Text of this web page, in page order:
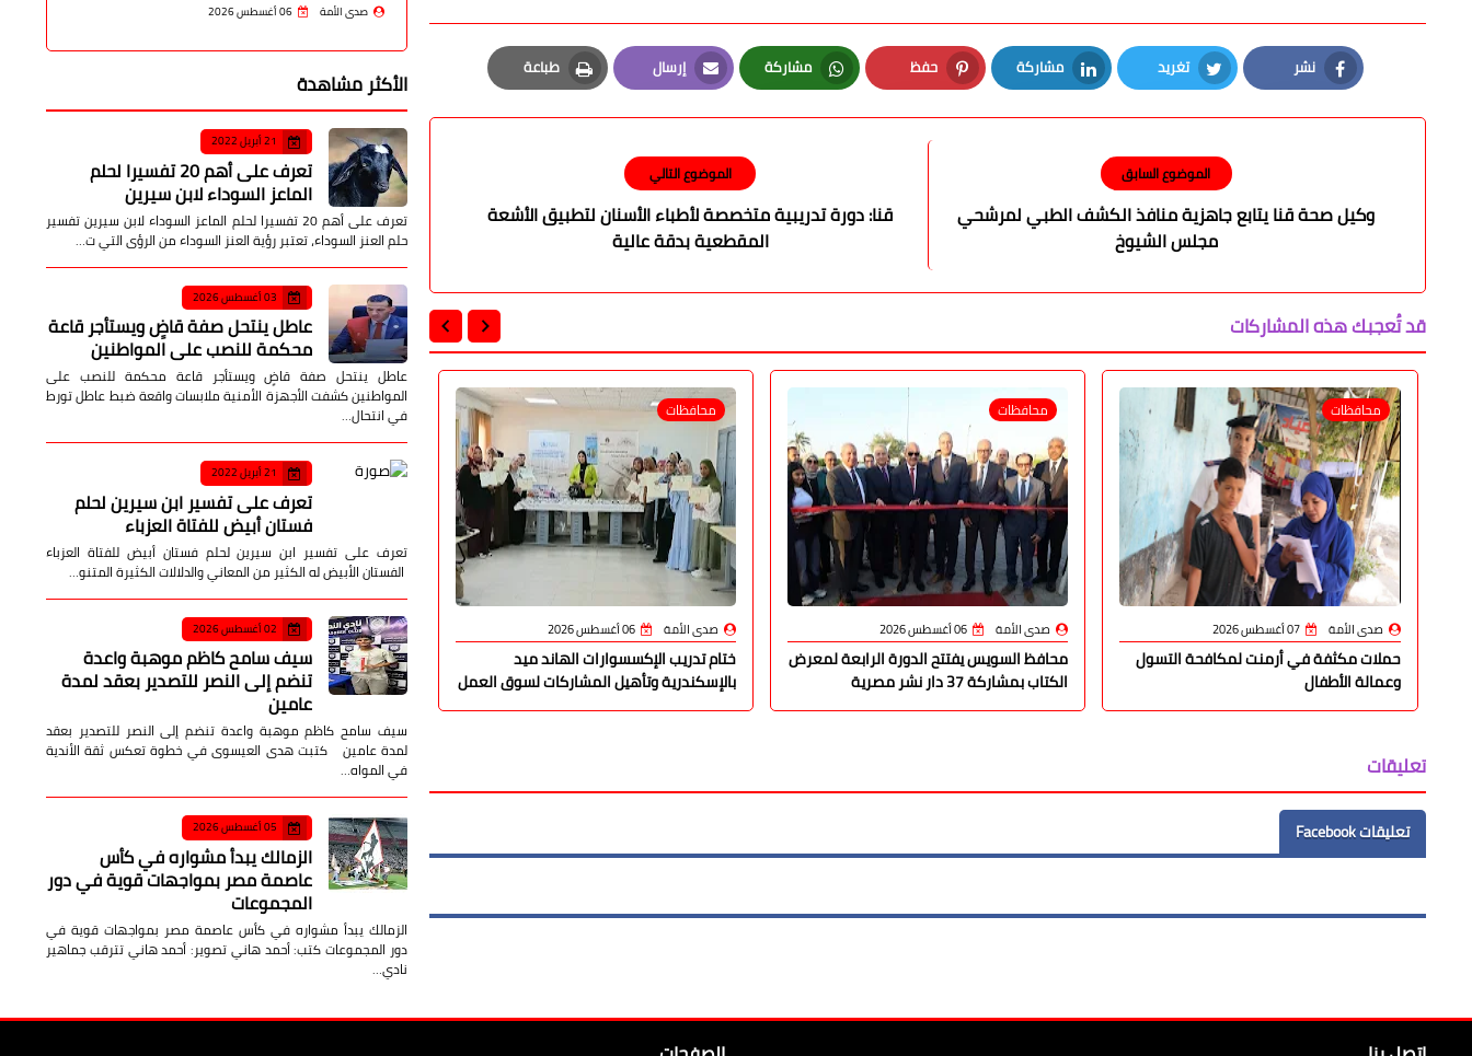
نشر
Facebook
تغريد
Twitter
مشاركة
LinkedIn
حفظ
Pinterest
مشاركة
Whatsapp
إرسال
Email
طباعة
Print
الموضوع التالي
قنا: دورة تدريبية متخصصة لأطباء الأسنان لتطبيق الأشعة
المقطعية بدقة عالية
الموضوع السابق
وكيل صحة قنا يتابع جاهزية منافذ الكشف الطبي لمرشحي
مجلس الشيوخ
قد تُعجبك هذه المشاركات
محافظات
صدى الأمة 07 أغسطس 2026
حملات مكثفة في أرمنت لمكافحة التسول
وعمالة الأطفال
محافظات
صدى الأمة 06 أغسطس 2026
محافظ السويس يفتتح الدورة الرابعة لمعرض
الكتاب بمشاركة 37 دار نشر مصرية
محافظات
صدى الأمة 06 أغسطس 2026
ختام تدريب الإكسسوارات الهاند ميد
بالإسكندرية وتأهيل المشاركات لسوق العمل
محافظات
صدى الأمة 06 أغسطس 2026
محافظ السويس يكرم الطالب الكفيف أحمد
السيد ويؤكد دعم ذوي الهمم
محافظات
إنجازهم
تعليقات
تعليقات Facebook
صدى الأمة 06 أغسطس 2026
الأكثر مشاهدة
21 أبريل 2022
تعرف على أهم 20 تفسيرا لحلم
الماعز السوداء لابن سيرين
تعرف على أهم 20 تفسيرا لحلم الماعز السوداء لابن سيرين تفسير
حلم العنز السوداء، تعتبر رؤية العنز السوداء من الرؤى التي ت…
03 أغسطس 2026
عاطل ينتحل صفة قاضٍ ويستأجر قاعة
محكمة للنصب على المواطنين
عاطل ينتحل صفة قاضٍ ويستأجر قاعة محكمة للنصب على
المواطنين كشفت الأجهزة الأمنية ملابسات واقعة ضبط عاطل تورط
في انتحال…
21 أبريل 2022
تعرف على تفسير ابن سيرين لحلم
فستان أبيض للفتاة العزباء
تعرف على تفسير ابن سيرين لحلم فستان أبيض للفتاة العزباء
الفستان الأبيض له الكثير من المعاني والدلالات الكثيرة المتنو…
02 أغسطس 2026
سيف سامح كاظم موهبة واعدة
تنضم إلى النصر للتصدير بعقد لمدة
عامين
سيف سامح كاظم موهبة واعدة تنضم إلى النصر للتصدير بعقد
لمدة عامين كتبت هدى العيسوى في خطوة تعكس ثقة الأندية
في المواه…
05 أغسطس 2026
الزمالك يبدأ مشواره في كأس
عاصمة مصر بمواجهات قوية في دور
المجموعات
الزمالك يبدأ مشواره في كأس عاصمة مصر بمواجهات قوية في
دور المجموعات كتب: أحمد هاني تصوير: أحمد هاني تترقب جماهير
نادي…